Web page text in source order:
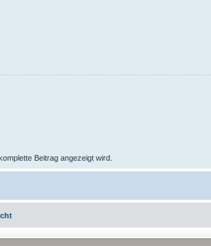
Beitrag angezeigt wird.